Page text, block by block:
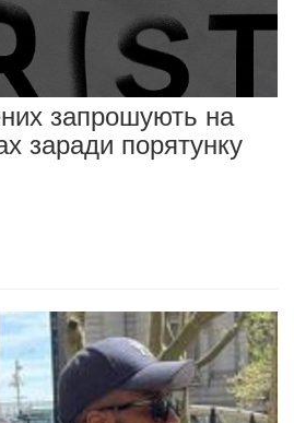
запрошують на
заради порятунку